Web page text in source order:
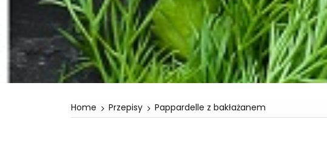
Home Przepisy Pappardelle z bakłażanem